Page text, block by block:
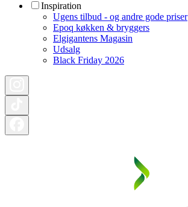
Inspiration
Ugens tilbud - og andre gode priser
Epoq køkken & bryggers
Elgigantens Magasin
Udsalg
Black Friday 2026